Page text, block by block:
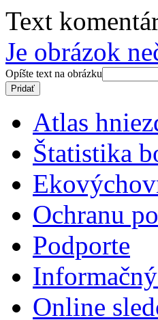
Text
Je obrázok
Opíšte text na obrázku
Atlas
Štatistika
Ochranu
Podporte
Online